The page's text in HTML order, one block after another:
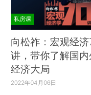
私房课
向松祚：宏观经
讲，带你了解国
经济大局
2022年04月06日